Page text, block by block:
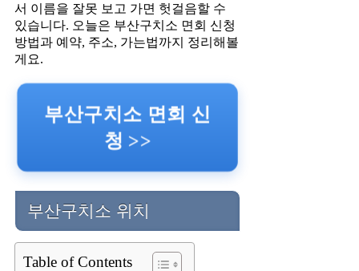
서 이름을 잘못 보고 가면 헛걸음할 수
있습니다. 오늘은 부산구치소 면회 신청
방법과 예약, 주소, 가는법까지 정리해볼
게요.
부산구치소 면회 신
청 >>
부산구치소 위치
Table of Contents